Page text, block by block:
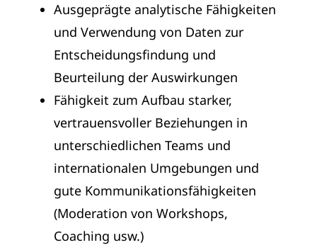
Ausgeprägte analytische Fähigkeiten
und Verwendung von Daten zur
Entscheidungsfindung und
Beurteilung der Auswirkungen
Fähigkeit zum Aufbau starker,
vertrauensvoller Beziehungen in
unterschiedlichen Teams und
internationalen Umgebungen und
gute Kommunikationsfähigkeiten
(Moderation von Workshops,
Coaching usw.)